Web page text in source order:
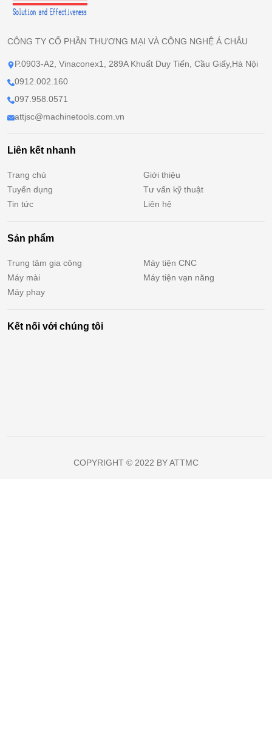
CÔNG TY CỔ PHẦN THƯƠNG MẠI VÀ CÔNG NGHỆ Á CHÂU
P.0903-A2, Vinaconex1, 289A Khuất Duy Tiến, Cầu Giấy,Hà Nội
0912.002.160
097.958.0571
attjsc@machinetools.com.vn
Liên kết nhanh
Trang chủ
Giới thiệu
Tuyển dụng
Tư vấn kỹ thuật
Tin tức
Liên hệ
Sản phẩm
Trung tâm gia công
Máy tiện CNC
Máy mài
Máy tiện vạn năng
Máy phay
Kết nối với chúng tôi
COPYRIGHT © 2022 BY ATTMC